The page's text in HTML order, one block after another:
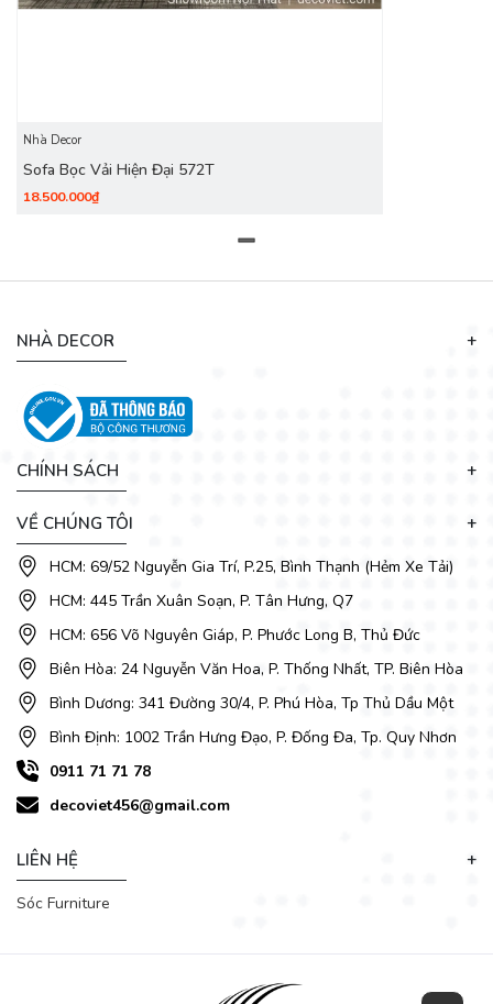
Mặc dù có thiết kế đơn giản, những mẫu
thanh lịch vốn có. Bên cạnh đó bộ ghế sofa phòng khách
gàng, ngăn nắp hơn. Đồng thời chủ nhà cũng dễ dàng kết
Mẫu mã của DecoViet luôn đi đầu trong giới nội thất, ghế
sofa khuyến mãi được thiết kế rất đặc sắc, đa dạng về kiểu
dáng nhằm đem lại sự phù hợp với mọi không gian, thể hiện
Nhà Decor
Sofa Bọc Vải Hiện Đại 572T
18.500.000₫
NHÀ DECOR
CHÍNH SÁCH
VỀ CHÚNG TÔI
HCM: 69/52 Nguyễn Gia Trí, P.25, Bình Thạnh (Hẻm Xe Tải)
HCM: 445 Trần Xuân Soạn, P. Tân Hưng, Q7
HCM: 656 Võ Nguyên Giáp, P. Phước Long B, Thủ Đức
Biên Hòa: 24 Nguyễn Văn Hoa, P. Thống Nhất, TP. Biên Hòa
Bình Dương: 341 Đường 30/4, P. Phú Hòa, Tp Thủ Dầu Một
Bình Định: 1002 Trần Hưng Đạo, P. Đống Đa, Tp. Quy Nhơn
0911 71 71 78
decoviet456@gmail.com
LIÊN HỆ
Sóc Furniture